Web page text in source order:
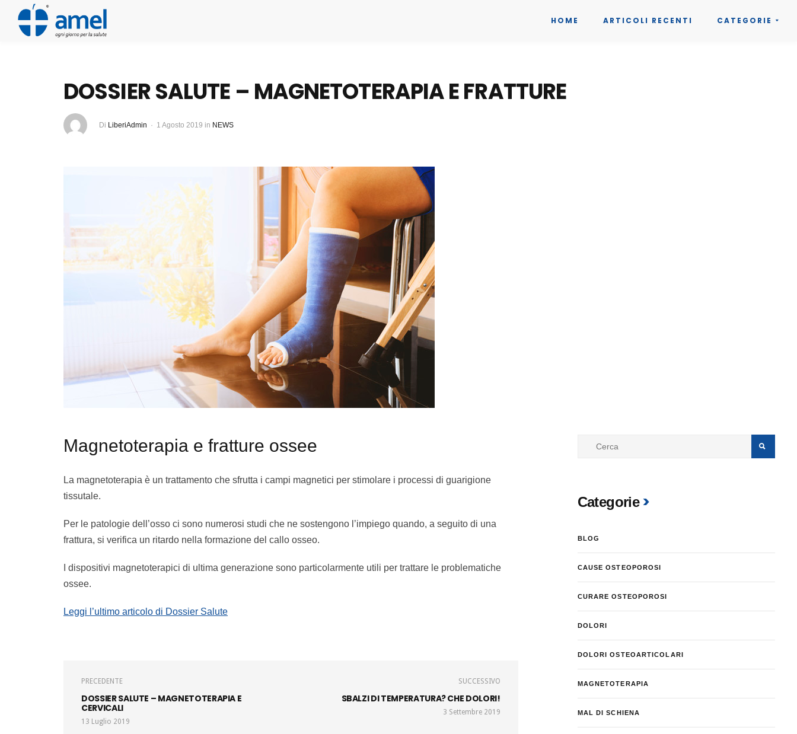
HOME ARTICOLI RECENTI CATEGORIE
DOSSIER SALUTE – MAGNETOTERAPIA E FRATTURE
Di LiberiAdmin 1 Agosto 2019 in NEWS
Magnetoterapia e fratture ossee
La magnetoterapia è un trattamento che sfrutta i campi magnetici per stimolare i processi di guarigione
tissutale.
Per le patologie dell’osso ci sono numerosi studi che ne sostengono l’impiego quando, a seguito di una
frattura, si verifica un ritardo nella formazione del callo osseo.
I dispositivi magnetoterapici di ultima generazione sono particolarmente utili per trattare le problematiche
ossee.
Leggi l’ultimo articolo di Dossier Salute
PRECEDENTE
DOSSIER SALUTE – MAGNETOTERAPIA E
CERVICALI
13 Luglio 2019
SUCCESSIVO
SBALZI DI TEMPERATURA? CHE DOLORI!
3 Settembre 2019
Categorie
BLOG
CAUSE OSTEOPOROSI
CURARE OSTEOPOROSI
DOLORI
DOLORI OSTEOARTICOLARI
MAGNETOTERAPIA
MAL DI SCHIENA